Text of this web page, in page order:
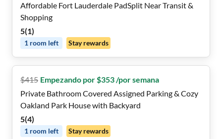
Affordable Fort Lauderdale PadSplit Near Transit &
Shopping
5(1)
1 room left Stay rewards
$415 Empezando por $353 /por semana
Private Bathroom Covered Assigned Parking & Cozy
Oakland Park House with Backyard
5(4)
1 room left Stay rewards